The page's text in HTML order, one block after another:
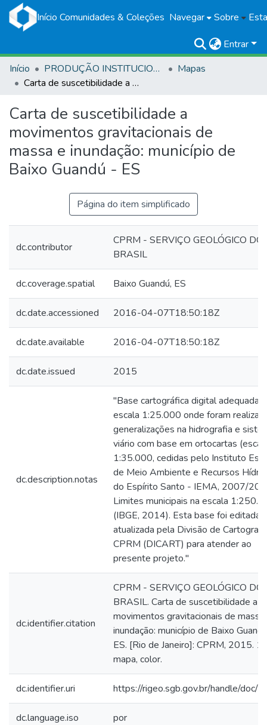
Início Comunidades & Coleções Navegar Sobre
Entrar
Início
PRODUÇÃO INSTITUCIONAL
Mapas
Carta de suscetibilidade a movimentos gravitacionais de massa e inundação: município de Baixo Guandú - ES
Carta de suscetibilidade a
movimentos gravitacionais de
massa e inundação: município de
Baixo Guandú - ES
Página do item simplificado
dc.contributor
CPRM - SERVIÇO GEOLÓGICO DO
BRASIL
dc.coverage.spatial Baixo Guandú, ES
dc.date.accessioned 2016-04-07T18:50:18Z
dc.date.available 2016-04-07T18:50:18Z
dc.date.issued 2015
dc.description.notas
"Base cartográfica digital adequada à
escala 1:25.000 onde foram
generalizações na hidrografia e
viário com base em ortocartas
1:35.000, cedidas pelo Instituto
de Meio Ambiente e Recursos
do Espírito Santo - IEMA, 2007/
Limites municipais na escala
(IBGE, 2014). Esta base foi editada
atualizada pela Divisão de
CPRM (DICART) para atender ao
presente projeto."
dc.identifier.citation
CPRM - SERVIÇO GEOLÓGICO DO
BRASIL. Carta de suscetibilidade a
movimentos gravitacionais de massa
inundação: município de Baixo
ES. [Rio de Janeiro]: CPRM, 2015. 1
mapa, color.
dc.identifier.uri https://rigeo.sgb.gov.br/handle/doc/
dc.language.iso por